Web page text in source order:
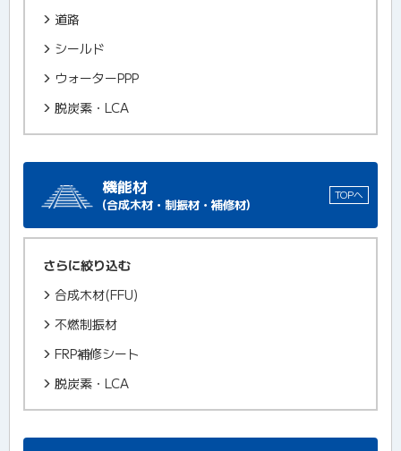
道路
シールド
ウォーターPPP
脱炭素・LCA
機能材
(合成木材・制振材・補修材)
TOPへ
さらに絞り込む
合成木材(FFU)
不燃制振材
FRP補修シート
脱炭素・LCA